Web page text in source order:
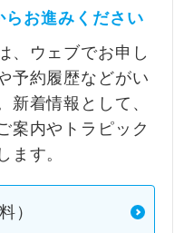
らお進みください
、ウェブでお申し
予約履歴などがい
新着情報として、
案内やトラピック
ます。
）